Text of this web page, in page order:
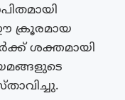
ഈ ക്രൂരമായ
ശക്തമായി